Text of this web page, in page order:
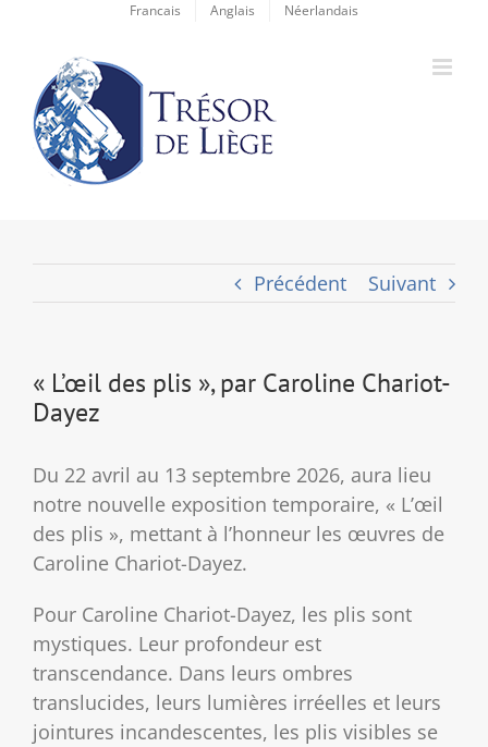
contenu
Francais Anglais Néerlandais
Précédent Suivant
« L’œil des plis », par Caroline Chariot-
Dayez
Du 22 avril au 13 septembre 2026, aura lieu
notre nouvelle exposition temporaire, « L’œil
des plis », mettant à l’honneur les œuvres de
Caroline Chariot-Dayez.
Pour Caroline Chariot-Dayez, les plis sont
mystiques. Leur profondeur est
transcendance. Dans leurs ombres
translucides, leurs lumières irréelles et leurs
jointures incandescentes, les plis visibles se